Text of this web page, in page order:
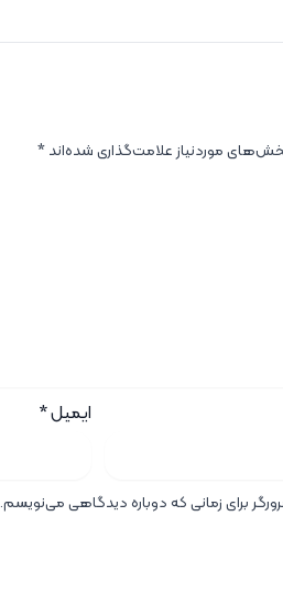
موردنیاز علامت‌گذاری شده‌اند*
ایمیل*
برای زمانی که دوباره دیدگاهی می‌نویسم.